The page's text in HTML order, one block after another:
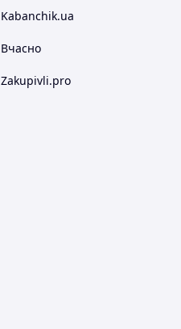
Kabanchik.ua
Вчасно
Zakupivli.pro